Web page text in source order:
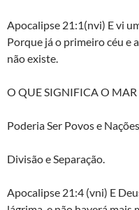
Apocalipse 21:1(nvi) E vi
Porque já o primeiro céu e
não existe.
O QUE SIGNIFICA O
Poderia Ser Povos e
Divisão e Separação.
Apocalipse 21:4 (vni) E